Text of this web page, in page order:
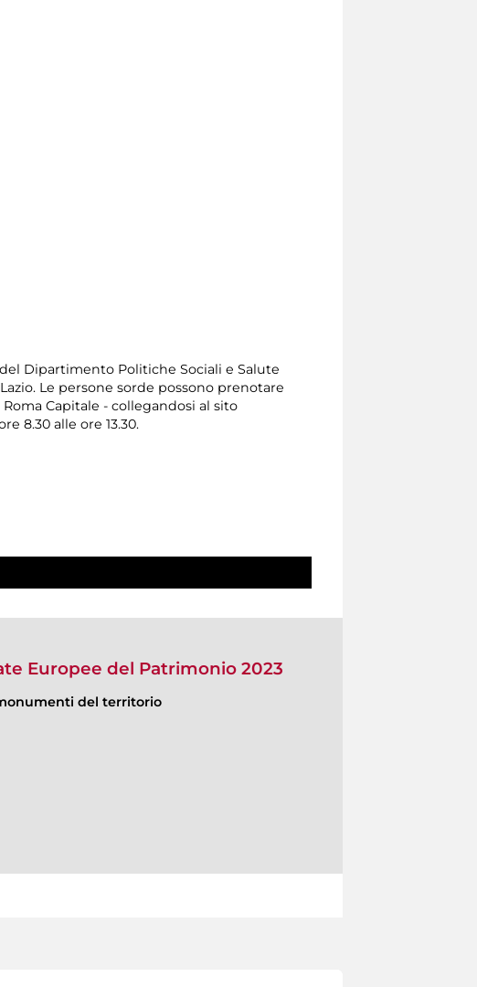
Dipartimento Politiche Sociali e Salute
Le persone sorde possono prenotare
Capitale - collegandosi al sito
8.30 alle ore 13.30.
Europee del Patrimonio 2023
del territorio